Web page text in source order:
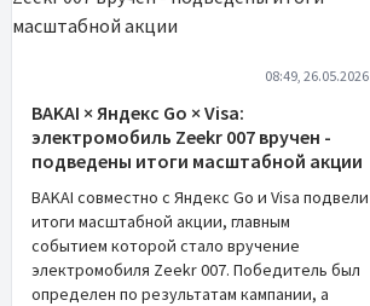
08:49, 26.05.2026
BAKAI × Яндекс Go × Visa:
электромобиль Zeekr 007 вручен -
подведены итоги масштабной акции
BAKAI совместно с Яндекс Go и Visa подвели
итоги масштабной акции, главным
событием которой стало вручение
электромобиля Zeekr 007. Победитель был
определен по результатам кампании, а